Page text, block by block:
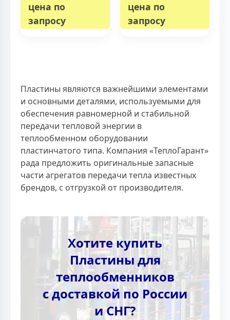
цена по
запросу
цена по
запросу
Пластины являются важнейшими элементами
и основными деталями, используемыми для
обеспечения равномерной и стабильной
передачи тепловой энергии в
теплообменном оборудовании
пластинчатого типа. Компания «ТеплоГарант»
рада предложить оригинальные запасные
части агрегатов передачи тепла известных
брендов, с отгрузкой от производителя.
Хотите купить
Пластины для
теплообменников
с доставкой по России
и СНГ?